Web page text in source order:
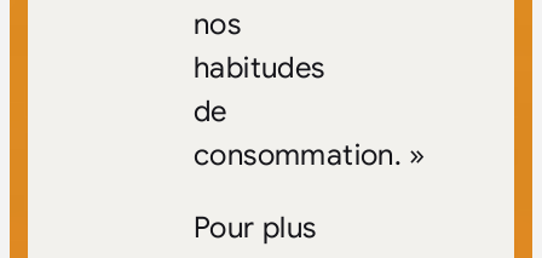
nos
habitudes
de
consommation. »
Pour plus